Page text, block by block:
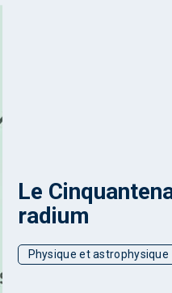
Le
radium
Physique et astrophysique